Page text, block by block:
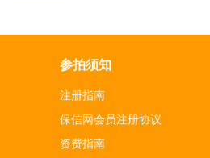
参拍须知
注册指南
保信网会员注册协议
资费指南